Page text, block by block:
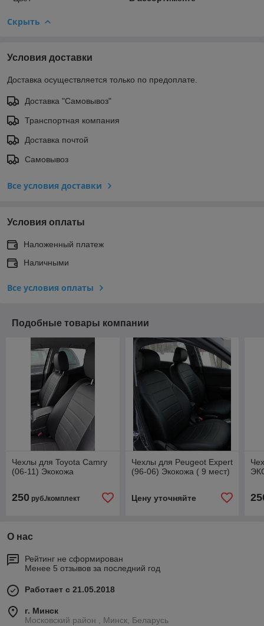
Скрыть
Условия доставки
Доставка осуществляется только по предоплате.
Доставка "Самовывоз"
Транспортная компания
Доставка почтой
Самовывоз
Все условия доставки
Условия оплаты
Наложенный платеж
Наличными
Все условия оплаты
Подобные товары компании
Чехлы для Toyota Camry
(06-11) Экокожа
250 руб./комплект
Чехлы для Peugeot Expert
(96-06) Экокожа ( 9 мест)
Цену уточняйте
О нас
Рейтинг не сформирован
Менее 5 отзывов за последний год
Работает с 21.05.2018
г. Минск
Московский район , Минск, Беларусь